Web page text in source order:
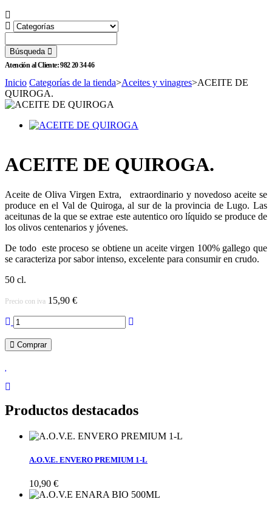
Búsqueda
Atención al Cliente: 982 20 34 46
Inicio Categorías de la tienda>Aceites y vinagres>ACEITE DE
QUIROGA.
ACEITE DE QUIROGA.
Aceite de Oliva Virgen Extra, extraordinario y novedoso aceite se
produce en el Val de Quiroga, al sur de la provincia de Lugo. Las
aceitunas de la que se extrae este autentico oro líquido se produce de
los olivos centenarios y jóvenes.
De todo este proceso se obtiene un aceite virgen 100% gallego que
se caracteriza por sabor intenso, excelente para consumir en crudo.
50 cl.
Precio con iva 15,90 €
Comprar
Productos destacados
A.O.V.E. ENVERO PREMIUM 1-L
10,90 €